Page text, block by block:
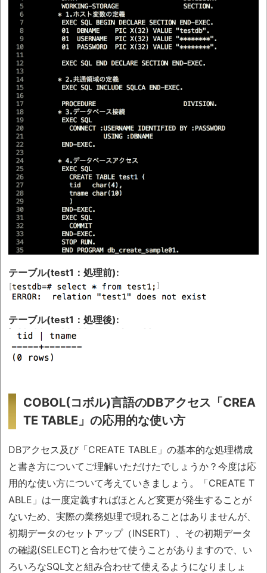
テーブル(test1：処理前):
テーブル(test1：処理後):
COBOL(コボル)言語のDBアクセス「CREA
TE TABLE」の応用的な使い方
DBアクセス及び「CREATE TABLE」の基本的な処理構成
と書き方についてご理解いただけたでしょうか？今度は応
用的な使い方について考えていきましょう。「CREATE T
ABLE」は一度定義すればほとんど変更が発生することが
ないため、実際の業務処理で現れることはありませんが、
初期データのセットアップ（INSERT）、その初期データ
の確認(SELECT)と合わせて使うことがありますので、い
ろいろなSQL文と組み合わせて使えるようになりましょ